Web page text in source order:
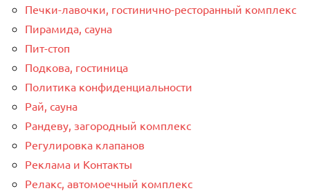
Печки-лавочки, гостинично-ресторанный комплекс
Пирамида, сауна
Пит-стоп
Подкова, гостиница
Политика конфиденциальности
Рай, сауна
Рандеву, загородный комплекс
Регулировка клапанов
Реклама и Контакты
Релакс, автомоечный комплекс